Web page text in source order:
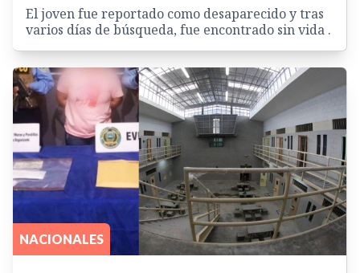
El joven fue reportado como desaparecido y tras
varios días de búsqueda, fue encontrado sin vida .
NACIONALES